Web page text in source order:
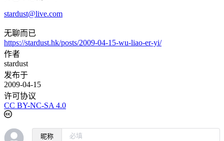
stardust@live.com
无聊而已
https://stardust.hk/posts/2009-04-15-wu-liao-er-yi/
作者
stardust
发布于
2009-04-15
许可协议
CC BY-NC-SA 4.0
昵称